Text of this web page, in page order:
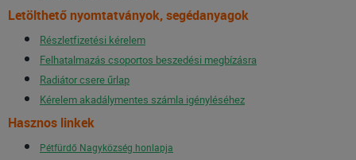
Letölthető nyomtatványok, segédanyagok
Részletfizetési kérelem
Felhatalmazás csoportos beszedési megbízásra
Radiátor csere űrlap
Kérelem akadálymentes számla igényléséhez
Hasznos linkek
Pétfürdő Nagyközség honlapja